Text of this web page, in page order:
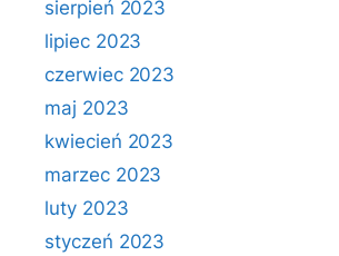
sierpień 2023
lipiec 2023
czerwiec 2023
maj 2023
kwiecień 2023
marzec 2023
luty 2023
styczeń 2023